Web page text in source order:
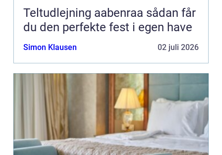
Teltudlejning aabenraa sådan får
du den perfekte fest i egen have
Simon Klausen 02 juli 2026